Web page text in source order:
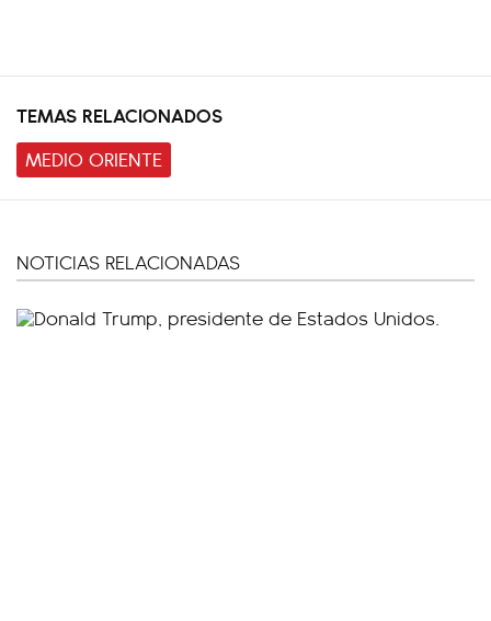
TEMAS RELACIONADOS
MEDIO ORIENTE
NOTICIAS RELACIONADAS